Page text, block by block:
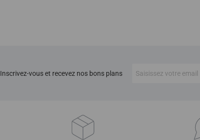
Inscrivez-vous et recevez nos bons plans